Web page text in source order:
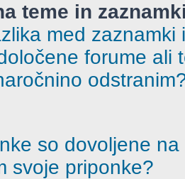
teme in
med
forume ali
so dovoljene
svoje priponke?